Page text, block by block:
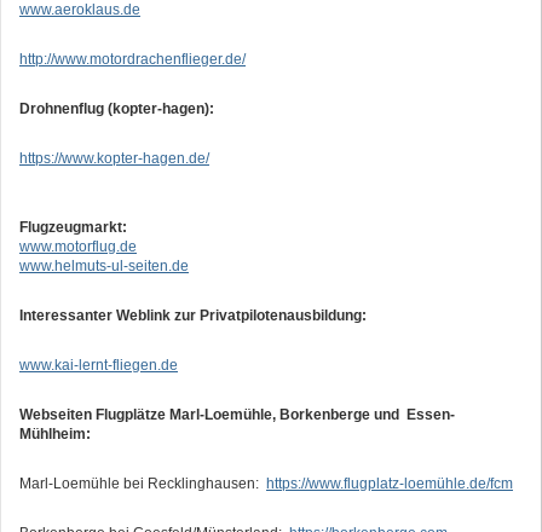
www.aeroklaus.de
http://www.motordrachenflieger.de/
Drohnenflug (kopter-hagen):
https://www.kopter-hagen.de/
Flugzeugmarkt:
www.motorflug.de
www.helmuts-ul-seiten.de
Interessanter Weblink zur Privatpilotenausbildung:
www.kai-lernt-fliegen.de
Webseiten Flugplätze Marl-Loemühle, Borkenberge und Essen-
Mühlheim:
Marl-Loemühle bei Recklinghausen: https://www.flugplatz-loemühle.de/fcm